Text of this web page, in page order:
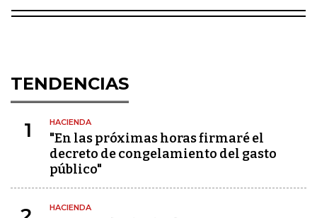
TENDENCIAS
1 HACIENDA
"En las próximas horas firmaré el
decreto de congelamiento del gasto
público"
HACIENDA